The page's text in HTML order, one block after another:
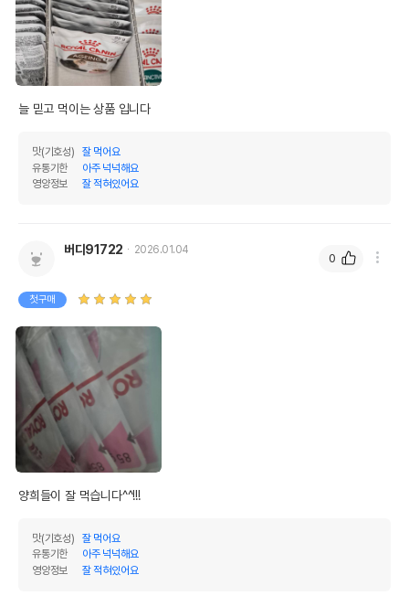
늘 믿고 먹이는 상품 입니다
맛(기호성)
잘 먹어요
유통기한
아주 넉넉해요
영양정보
잘 적혀있어요
버디91722 2026.01.04
첫구매
양희들이 잘 먹습니다^^!!!
맛(기호성)
잘 먹어요
유통기한
아주 넉넉해요
영양정보
잘 적혀있어요
0